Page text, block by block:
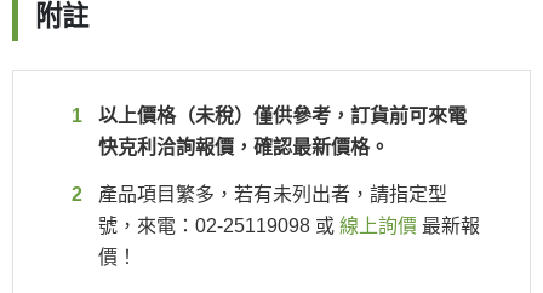
附註
以上價格（未稅）僅供參考，訂貨前可來電
快克利洽詢報價，確認最新價格。
產品項目繁多，若有未列出者，請指定型
號，來電：02-25119098 或 線上詢價 最新報
價！